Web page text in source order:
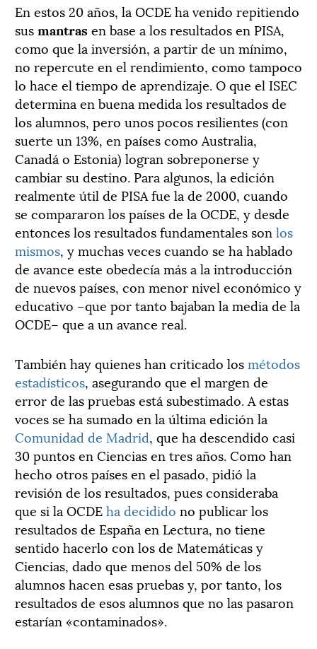
En estos 20 años, la OCDE ha venido repitiendo
susmantrasen base a los resultados en PISA,
como que la inversión, a partir de un mínimo,
no repercute en el rendimiento, como tampoco
lo hace el tiempo de aprendizaje. O que el ISEC
determina en buena medida los resultados de
los alumnos, pero unos pocos resilientes (con
suerte un 13%, en países como Australia,
Canadá o Estonia) logran sobreponerse y
cambiar su destino. Para algunos, la edición
realmente útil de PISA fue la de 2000, cuando
se compararon los países de la OCDE, y desde
entonces los resultados fundamentales son los
mismos, y muchas veces cuando se ha hablado
de avance este obedecía más a la introducción
de nuevos países, con menor nivel económico y
educativo –que por tanto bajaban la media de la
OCDE– que a un avance real.
También hay quienes han criticado losmétodos
estadísticos, asegurando que el margen de
error de las pruebas está subestimado. A estas
voces se ha sumado en la última edición la
Comunidad de Madrid, que ha descendido casi
30 puntos en Ciencias en tres años. Como han
hecho otros países en el pasado, pidió la
revisión de los resultados, pues consideraba
que si la OCDEha decidido no publicar los
resultados de España en Lectura, no tiene
sentido hacerlo con los de Matemáticas y
Ciencias, dado que menos del 50% de los
alumnos hacen esas pruebas y, por tanto, los
resultados de esos alumnos que no las pasaron
estarían «contaminados».